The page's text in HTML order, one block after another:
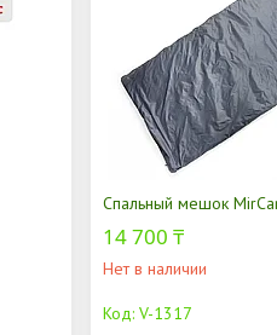
Спальный мешок
14 700 ₸
Нет в наличии
V-1317